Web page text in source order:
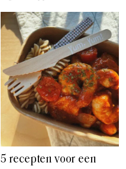
5 recepten voor een